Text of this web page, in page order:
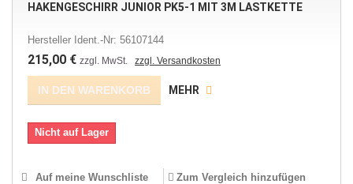
HAKENGESCHIRR JUNIOR PK5-1 MIT 3M LASTKETTE
Hersteller Ident.-Nr: 56107144
215,00 € zzgl. MwSt. zzgl. Versandkosten
IN DEN WARENKORB MEHR
Nicht auf Lager
Auf meine Wunschliste Zum Vergleich hinzufügen